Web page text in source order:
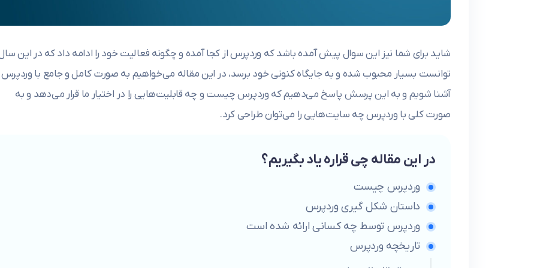
شاید برای شما نیز این سوال پیش آمده باشد که وردپرس از کجا آمده و چگونه فعالیت خود را ادامه داد که در این
توانست بسیار محبوب شده و به جایگاه کنونی خود برسد، در این مقاله می‌خواهیم به صورت کامل و جامع با وردپرس
آشنا شویم و به این پرسش پاسخ می‌دهیم که وردپرس چیست و چه قابلیت‌هایی را در اختیار ما قرار می‌دهد و به
صورت کلی با وردپرس چه سایت‌هایی را می‌توان طراحی کرد.
در این مقاله چی قراره یاد بگیریم؟
وردپرس چیست
داستان شکل گیری وردپرس
وردپرس توسط چه کسانی ارائه شده است
تاریخچه وردپرس